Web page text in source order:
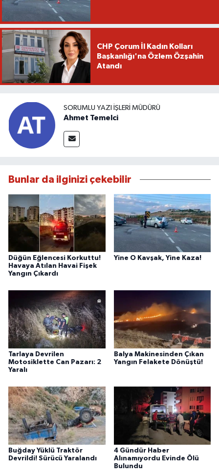
CHP Çorum İl Kadın Kolları
Başkanlığı'na Özlem Özşahin
Atandı
SORUMLU YAZI İŞLERI MÜDÜRÜ
Ahmet Temelci
Bunlar da ilginizi çekebilir
Düğün Eğlencesi Korkuttu!
Havaya Atılan Havai Fişek
Yangın Çıkardı
Yine O Kavşak, Yine Kaza!
Tarlaya Devrilen
Motosiklette Can Pazarı: 2
Yaralı
Balya Makinesinden Çıkan
Yangın Felakete Dönüştü!
Buğday Yüklü Traktör
Devrildi! Sürücü Yaralandı
4 Gündür Haber
Alınamıyordu Evinde Ölü
Bulundu